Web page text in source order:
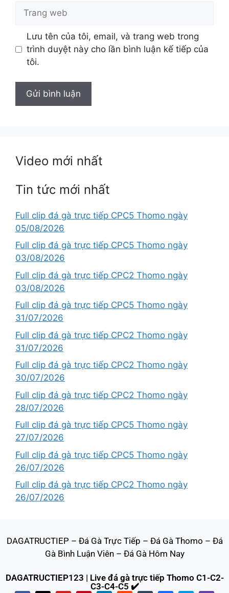
Lưu tên của tôi, email, và trang web trong
trình duyệt này cho lần bình luận kế tiếp của
tôi.
Video mới nhất
Tin tức mới nhất
Full clip đá gà trực tiếp CPC5 Thomo ngày
05/08/2026
Full clip đá gà trực tiếp CPC5 Thomo ngày
03/08/2026
Full clip đá gà trực tiếp CPC2 Thomo ngày
03/08/2026
Full clip đá gà trực tiếp CPC5 Thomo ngày
31/07/2026
Full clip đá gà trực tiếp CPC2 Thomo ngày
31/07/2026
Full clip đá gà trực tiếp CPC2 Thomo ngày
30/07/2026
Full clip đá gà trực tiếp CPC2 Thomo ngày
28/07/2026
Full clip đá gà trực tiếp CPC5 Thomo ngày
27/07/2026
Full clip đá gà trực tiếp CPC5 Thomo ngày
26/07/2026
Full clip đá gà trực tiếp CPC2 Thomo ngày
26/07/2026
DAGATRUCTIEP – Đá Gà Trực Tiếp – Đá Gà Thomo – Đá
Gà Bình Luận Viên– Đá Gà Hôm Nay
DAGATRUCTIEP123 | Live đá gà trực tiếp Thomo C1-C2-
C3-C4-C5 ✔️